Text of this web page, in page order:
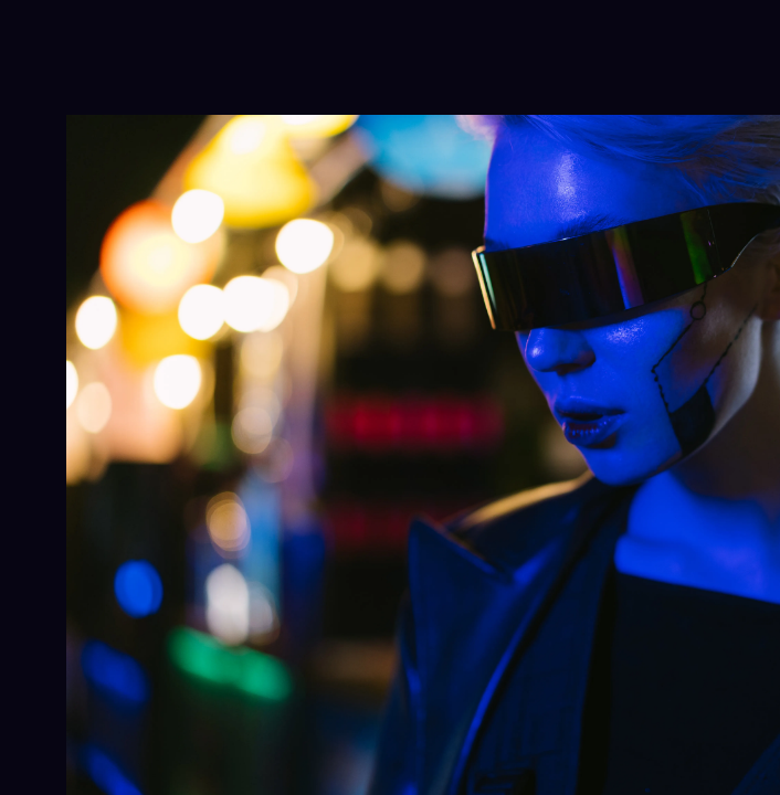
今晚吃
一鍵配搭出三餸一湯的完美晚餐
立即